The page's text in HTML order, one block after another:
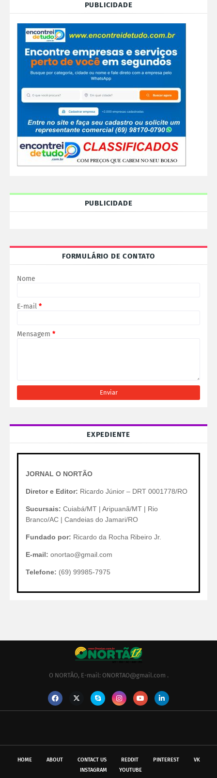
PUBLICIDADE
PUBLICIDADE
FORMULÁRIO DE CONTATO
Nome
E-mail *
Mensagem *
EXPEDIENTE
JORNAL O NORTÃO
Diretor e Editor: Ricardo Júnior – DRT 0001778/RO
Sucursais: Cuiabá/MT | Aripuanã/MT | Rio
Branco/AC | Candeias do Jamari/RO
Fundado por: Ricardo da Rocha Ribeiro Jr.
E-mail: onortao@gmail.com
Telefone: (69) 99985-7975
O NORTÃO, E-mail: ONORTAO@gmail.com .
HOME ABOUT CONTACT US REDDIT PINTEREST
VK
INSTAGRAM
YOUTUBE